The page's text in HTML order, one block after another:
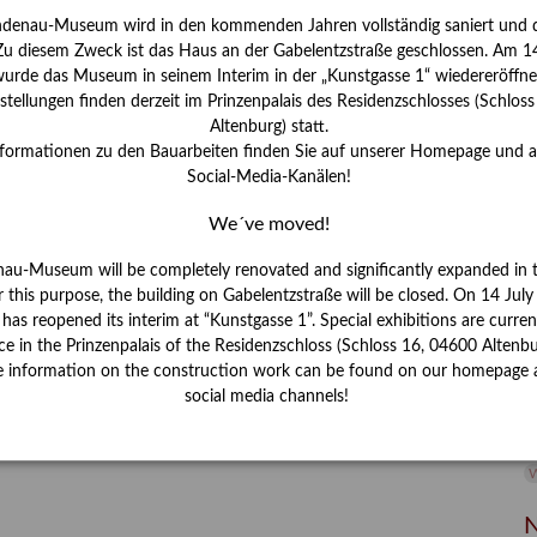
Museum wird in den kommenden Jahren vollständig saniert und
diesem Zweck ist das Haus an der Gabelentzstraße geschlossen. Am
das Museum in seinem Interim in der „Kunstgasse 1“
finden derzeit im Prinzenpalais des Residenzschlosses
Altenburg) statt.
zu den Bauarbeiten finden Sie auf unserer Homepage und
Social-Media-Kanälen!
We´ve moved!
Museum will be completely renovated and significantly expanded in
this purpose, the building on Gabelentzstraße will be closed. On 14
reopened its interim at “Kunstgasse 1”. Special exhibitions are
in the Prinzenpalais of the Residenzschloss (Schloss 16, 04600
information on the construction work can be found on our homepage
social media channels!